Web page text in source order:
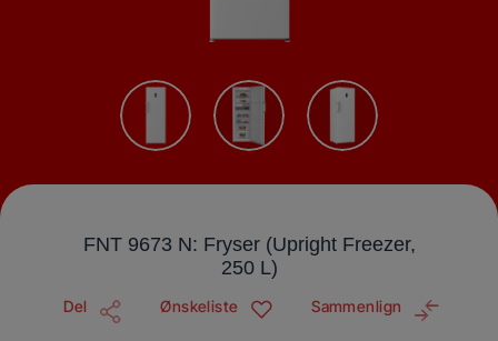
FNT 9673 N: Fryser (Upright Freezer,
250 L)
Del Ønskeliste Sammenlign